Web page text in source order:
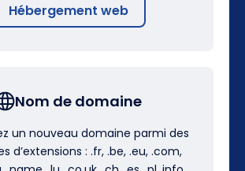
Hébergement web
Nom de domaine
un nouveau domaine parmi des
d’extensions : .fr, .be, .eu, .com,